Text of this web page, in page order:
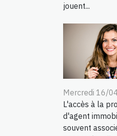
jouent...
Mercredi 16/
L'accès à la
d'agent
souvent